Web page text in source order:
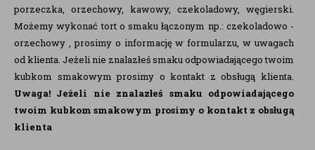
porzeczka, orzechowy, kawowy, czekoladowy, węgierski.
Możemy wykonać tort o smaku łączonym np.: czekoladowo -
orzechowy , prosimy o informację w formularzu, w uwagach
od klienta. Jeżeli nie znalazłeś smaku odpowiadającego twoim
kubkom smakowym prosimy o kontakt z obsługą klienta.
Uwaga! Jeżeli nie znalazłeś smaku odpowiadającego
twoim kubkom smakowym prosimy o kontakt z obsługą
klienta